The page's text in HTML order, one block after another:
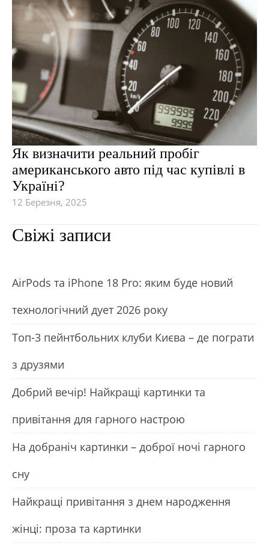
Як визначити реальний пробіг
американського авто під час купівлі в
Україні?
12 Березня, 2025
Свіжі записи
АirРods та iРhone 18 Рro: яким буде новий
технологічний дует 2026 року
Топ-3 пейнтбольних клуби Києва – де пограти
з друзями
Добрий вечір! Найкращі картинки та
привітання для гарного настрою
На добраніч картинки – доброї ночі гарного
сну
Найкращі привітання з днем народження
жінці: проза та картинки